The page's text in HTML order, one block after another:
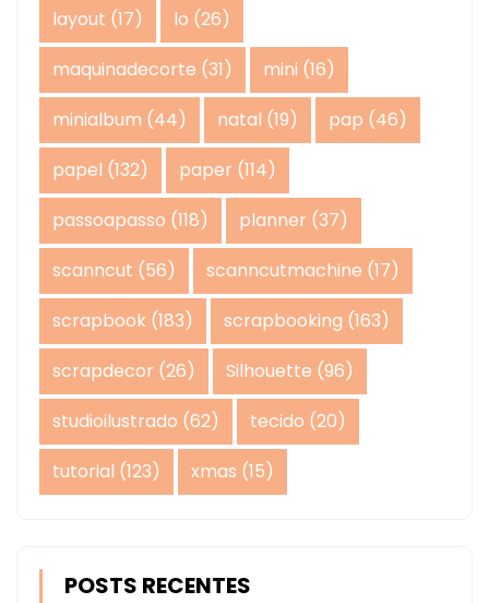
layout (17) lo (26)
maquinadecorte (31) mini (16)
minialbum (44) natal (19) pap (46)
papel (132) paper (114)
passoapasso (118) planner (37)
scanncut (56) scanncutmachine (17)
scrapbook (183) scrapbooking (163)
scrapdecor (26) Silhouette (96)
studioilustrado (62) tecido (20)
tutorial (123) xmas (15)
POSTS RECENTES